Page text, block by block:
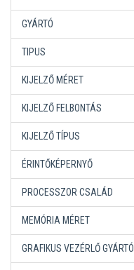
GYÁRTÓ
TIPUS
KIJELZŐ MÉRET
KIJELZŐ FELBONTÁS
KIJELZŐ TÍPUS
ÉRINTŐKÉPERNYŐ
PROCESSZOR CSALÁD
MEMÓRIA MÉRET
GRAFIKUS VEZÉRLŐ GYÁRTÓ